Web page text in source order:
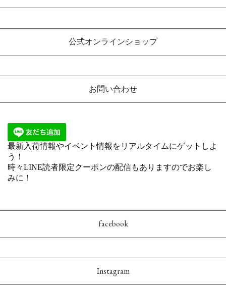
公式オンラインショップ
お問い合わせ
facebook
Instagram